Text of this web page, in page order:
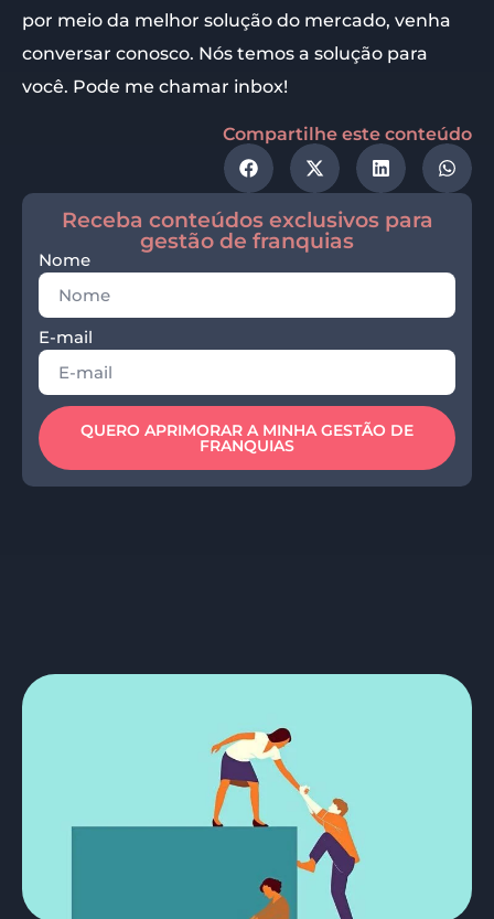
por meio da melhor solução do mercado, venha
conversar conosco. Nós temos a solução para
você. Pode me chamar inbox!
Compartilhe este conteúdo
Receba conteúdos exclusivos para
gestão de franquias
Nome
E-mail
QUERO APRIMORAR A MINHA GESTÃO DE
FRANQUIAS